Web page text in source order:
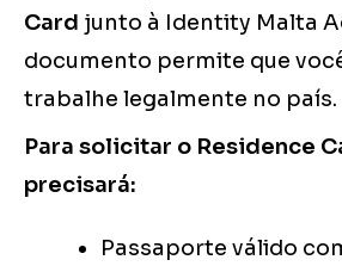
Card junto à Identity Malta
documento permite que
trabalhe legalmente no país.
Para solicitar o Residence
precisará:
Passaporte válido